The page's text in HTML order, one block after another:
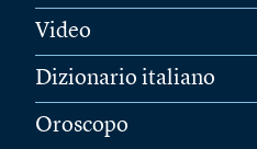
Video
Dizionario italiano
Oroscopo